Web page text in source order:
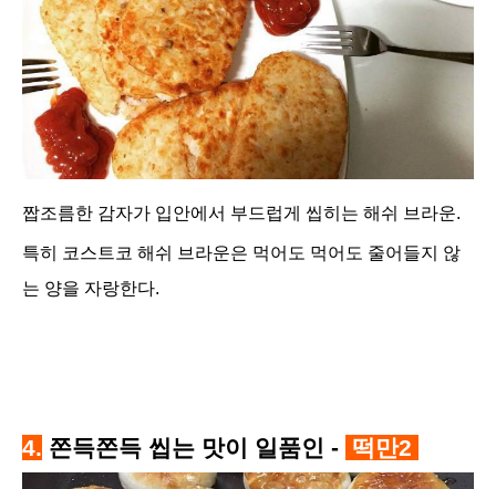
짭조름한 감자가 입안에서 부드럽게 씹히는 해쉬 브라운.
특히 코스트코 해쉬 브라운은 먹어도 먹어도 줄어들지 않
는 양을 자랑한다.
4. 쫀득쫀득 씹는 맛이 일품인 - 떡만2